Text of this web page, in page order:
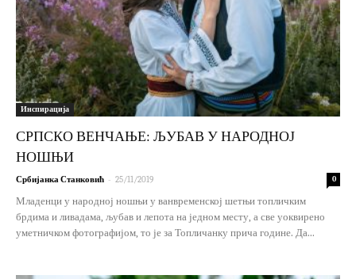
Инспирација
СРПСКО ВЕНЧАЊЕ: ЉУБАВ У НАРОДНОЈ
НОШЊИ
Србијанка Станковић - 25/11/2019 0
Младенци у народној ношњи у ванвременској шетњи топличким
брдима и ливадама, љубав и лепота на једном месту, а све уоквирено
уметничком фотографијом, то је за Топличанку прича године. Да...